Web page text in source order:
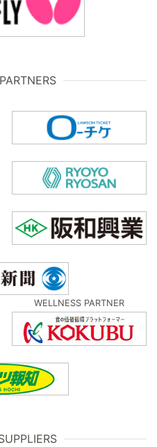
WELLNESS PARTNER